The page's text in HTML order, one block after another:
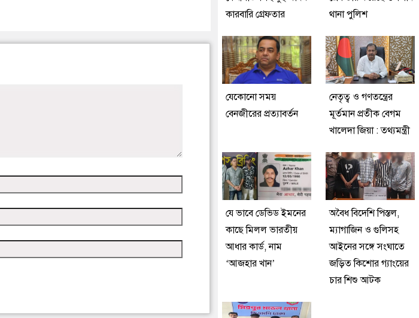
কারবারি গ্রেফতার
থানা পুলিশ
যেকোনো সময়
বেনজীরের প্রত্যাবর্তন
নেতৃত্ব ও গণতন্ত্রের
মূর্তমান প্রতীক বেগম
খালেদা জিয়া : তথ্যমন্ত্রী
যে ভাবে ডেভিড ইমনের
কাছে মিলল ভারতীয়
আধার কার্ড, নাম
‘আজহার খান’
অবৈধ বিদেশি পিস্তল,
ম্যাগাজিন ও গুলিসহ
আইনের সঙ্গে সংঘাতে
জড়িত কিশোর গ্যাংয়ের
চার শিশু আটক